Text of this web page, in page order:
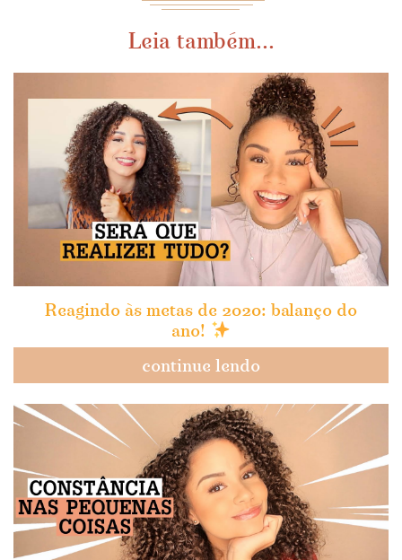
Leia também...
Reagindo às metas de 2020: balanço do
ano!
continue lendo